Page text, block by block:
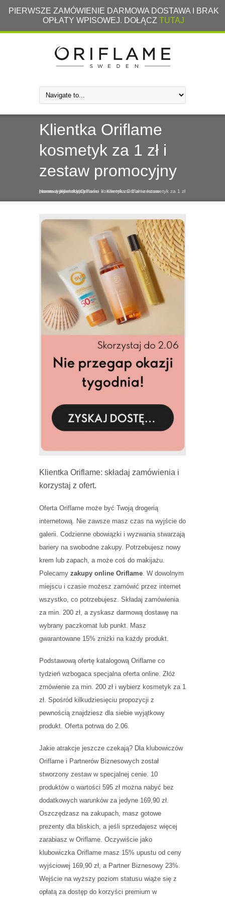
PIERWSZE ZAMÓWIENIE DARMOWA DOSTAWA I BRAK
OPŁATY WPISOWEJ. DOŁĄCZ TUTAJ
Klientka Oriflame
kosmetyk za 1 zł i
zestaw promocyjny
Home /
Klientka Oriflame kosmetyk za 1 zł i zestaw promocyjny /Aktualności /
Klientka Oriflame kosmetyk za 1 zł i zestaw promocyjny
Klientka Oriflame: składaj zamówienia i
korzystaj z ofert.
Oferta Oriflame może być Twoją drogerią
internetową. Nie zawsze masz czas na wyjście do
galerii. Codzienne obowiązki i wyzwania stwarzają
bariery na swobodne zakupy. Potrzebujesz nowy
krem lub zapach, a może coś do makijażu.
Polecamy zakupy online Oriflame . W dowolnym
miejscu i czasie możesz zamówić przez internet
wszystko, co potrzebujesz. Składaj zamówienia
za min. 200 zł, a zyskasz darmową dostawę na
wybrany paczkomat lub punkt. Masz
gwarantowane 15% zniżki na każdy produkt.
Podstawową ofertę katalogową Oriflame co
tydzień wzbogaca specjalna oferta online. Złóż
zmówienie za min. 200 zł i wybierz kosmetyk za 1
zł. Spośród kilkudziesięciu propozycji z
pewnością znajdziesz dla siebie wyjątkowy
produkt. Oferta potrwa do 2.06.
Jakie atrakcje jeszcze czekają? Dla klubowiczów
Oriflame i Partnerów Biznesowych został
stworzony zestaw w specjalnej cenie. 10
produktów o wartości 595 zł można nabyć bez
dodatkowych warunków za jedyne 169,90 zł.
Oszczędzasz na zakupach, masz gotowe
prezenty dla bliskich, a jeśli sprzedajesz więcej
zarabiasz w Oriflame. Oczywiście jako
klubowiczka Oriflame masz 15% upustu od ceny
wyjściowej 169,90 zł, a Partner Biznesowy 23%.
Wejście na wyższy poziom statusu wiąże się z
opłatą za dostęp do korzyści premium w